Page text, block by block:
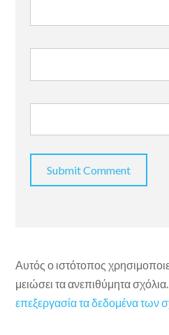
Αυτός ο ιστότοπος
μειώσει τα ανεπιθύμητα σχόλια.
επεξεργασία τα δεδομένα των